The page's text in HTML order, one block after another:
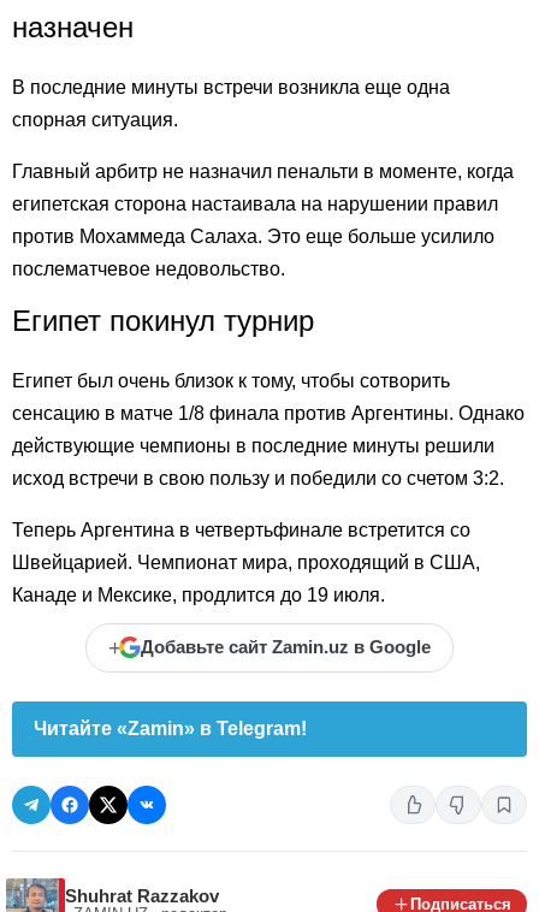
назначен
В последние минуты встречи возникла еще одна
спорная ситуация.
Главный арбитр не назначил пенальти в моменте, когда
египетская сторона настаивала на нарушении правил
против Мохаммеда Салаха. Это еще больше усилило
послематчевое недовольство.
Египет покинул турнир
Египет был очень близок к тому, чтобы сотворить
сенсацию в матче 1/8 финала против Аргентины. Однако
действующие чемпионы в последние минуты решили
исход встречи в свою пользу и победили со счетом 3:2.
Теперь Аргентина в четвертьфинале встретится со
Швейцарией. Чемпионат мира, проходящий в США,
Канаде и Мексике, продлится до 19 июля.
+ Добавьте сайт Zamin.uz в Google
Читайте «Zamin» в Telegram!
Shuhrat Razzakov Подписаться